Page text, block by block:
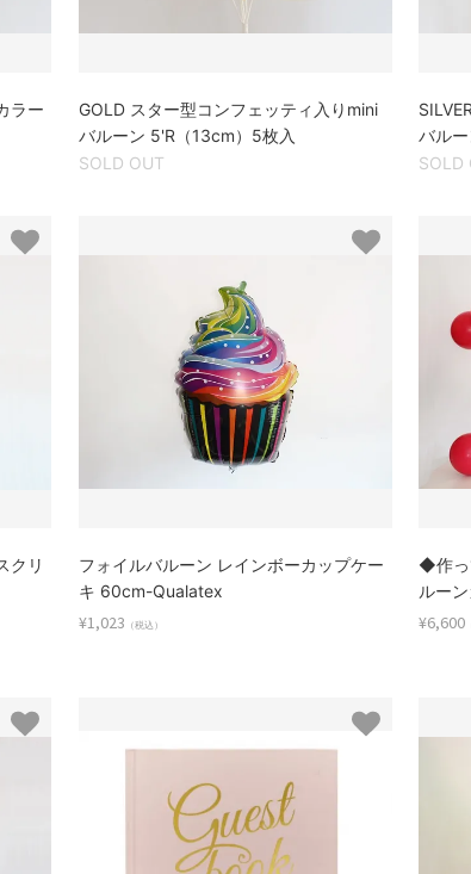
ラー
GOLD スター型コンフェッティ入りmini
バルーン 5'R（13cm）5枚入
SOLD OUT
バル
SOLD
クリ
フォイルバルーン レインボーカップケー
キ 60cm-Qualatex
¥1,023 （税込）
◆作っ
ルー
¥6,600